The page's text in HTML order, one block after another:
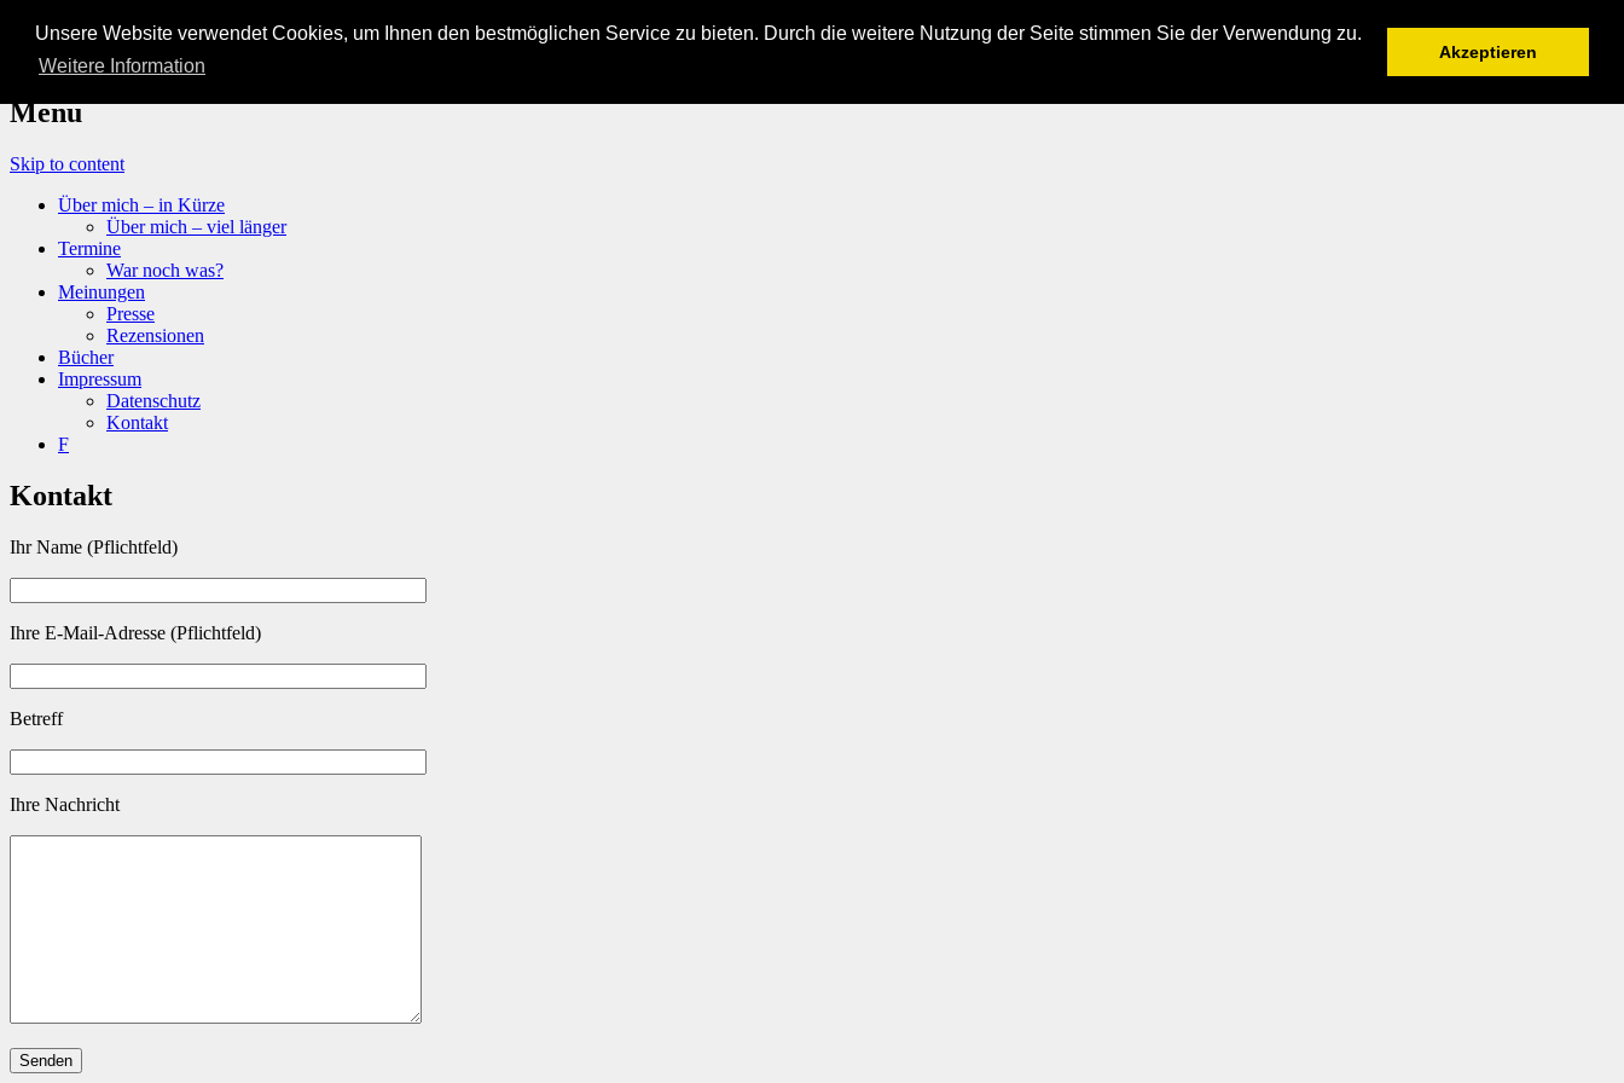
Unsere Website verwendet Cookies, um Ihnen den bestmöglichen Service zu bieten. Durch die weitere Nutzung der Seite stimmen Sie der Verwendung zu.
Weitere Information
Akzeptieren
Frau Voß
Menu
Skip to content
Über mich – in Kürze
Über mich – viel länger
Termine
War noch was?
Meinungen
Presse
Rezensionen
Bücher
Impressum
Datenschutz
Kontakt
F
Kontakt
Ihr Name (Pflichtfeld)
Ihre E-Mail-Adresse (Pflichtfeld)
Betreff
Ihre Nachricht